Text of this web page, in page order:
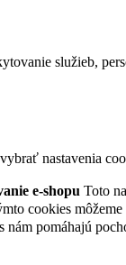
služieb,
nastavenia
e-shopu Toto
cookies
nám pomáhajú